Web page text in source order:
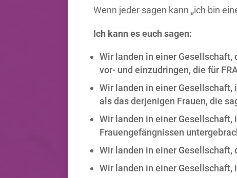
Wenn jeder sagen kann „ich bin
Ich kann es euch sagen:
Wir landen in einer
vor- und einzudringen, die für
Wir landen in einer Gesellschaft,
als das derjenigen Frauen, die
Wir landen in einer
Frauengefängnissen
Wir landen in einer Gesellschaft,
Wir landen in einer Gesellschaft,